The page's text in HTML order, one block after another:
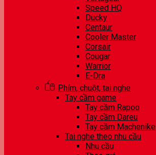
Speed HQ
Ducky
Centaur
Cooler Master
Corsair
Cougar
Warrior
E-Dra
Phím, chuột, tai nghe
Tay cầm game
Tay cầm Rapoo
Tay cầm Dareu
Tay cầm Machenike
Tai nghe theo nhu cầu
Nhu cầu